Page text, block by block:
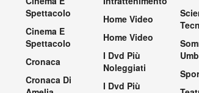
Spettacolo
Cinema E
Spettacolo
Cronaca
Cronaca Di
Home Video
Home Video
I Dvd Più
Noleggiati
I Dvd Più